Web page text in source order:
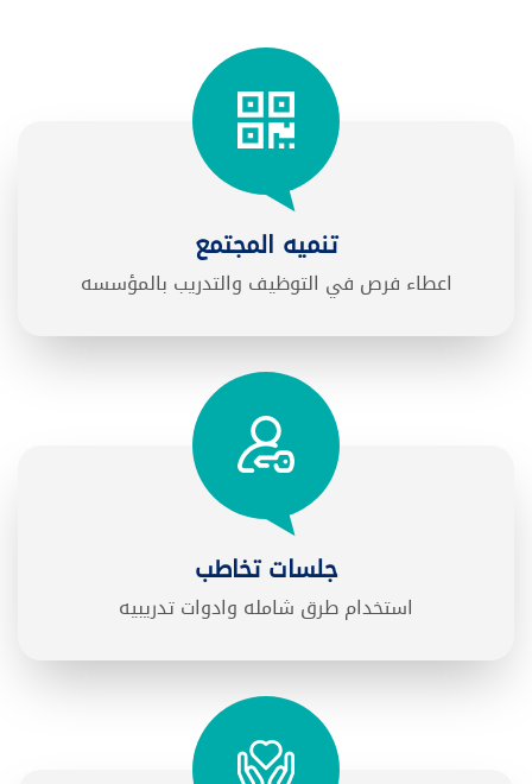
تنميه المجتمع
اعطاء فرص في التوظيف والتدريب بالمؤسسه
جلسات تخاطب
استخدام طرق شامله وادوات تدريبيه